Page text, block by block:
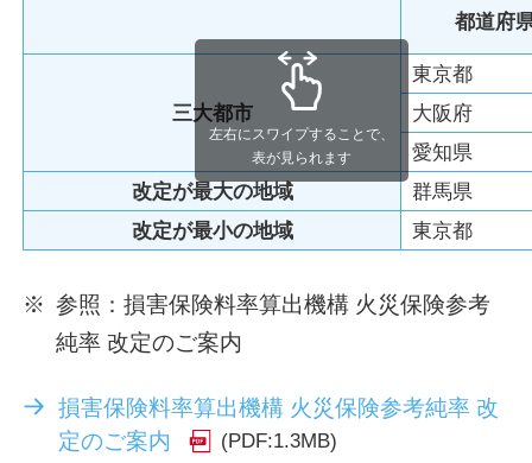
都道府
三大都市
東京都
大阪府
愛知県
改定が最大の地域
群馬県
改定が最小の地域 東京都
左右にスワイプすることで、
表が見られます
※ 参照：損害保険料率算出機構 火災保険参考
純率 改定のご案内
損害保険料率算出機構 火災保険参考純率 改
定のご案内
(PDF:1.3MB)